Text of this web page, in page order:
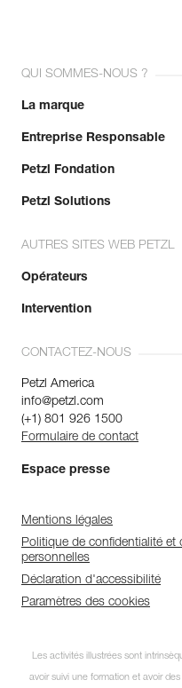
QUI SOMMES-NOUS ?
La marque
Entreprise Responsable
Petzl Fondation
Petzl Solutions
AUTRES SITES WEB PETZL
Opérateurs
Intervention
CONTACTEZ-NOUS
Petzl America
info@petzl.com
(+1) 801 926 1500
Formulaire de contact
Espace presse
Mentions légales
Politique de confidentialité et
personnelles
Déclaration d'accessibilité
Paramètres des cookies
Les activités illustrées sont
avoir suivi une formation et avoir